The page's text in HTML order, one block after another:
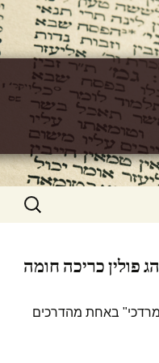
https://
להלכה
חיפוש:
פולין כריכה חומה
מרדכי" באחת מהדרכים